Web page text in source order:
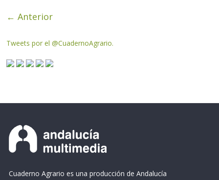
← Anterior
Tweets por el @CuadernoAgrario.
Cuaderno Agrario es una producción de Andalucía